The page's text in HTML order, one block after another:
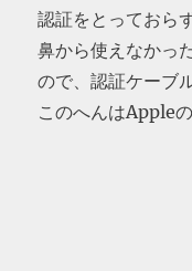
認証をとっておらず
鼻から使えなかっ
ので、認証ケーブ
このへんはApple